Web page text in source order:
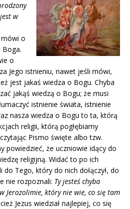
w
mówi o
Boga.
o
Jego istnieniu, nawet jeśli mówi,
jest jakaś wiedza o Bogu. Chyba
jakąś wiedzą o Bogu; że musi
istnienie świata, istnienie
nasza wiedza o Bogu to ta, którą
religii, którą pogłębiamy
Pismo święte albo tzw.
powiedzieć, że uczniowie idący do
religijną. Widać to po ich
do Tego, który do nich dołączył, do
nie rozpoznali: Ty jesteś chyba
Jerozolimie, który nie wie, co się tam
Jezus wiedział najlepiej, co się